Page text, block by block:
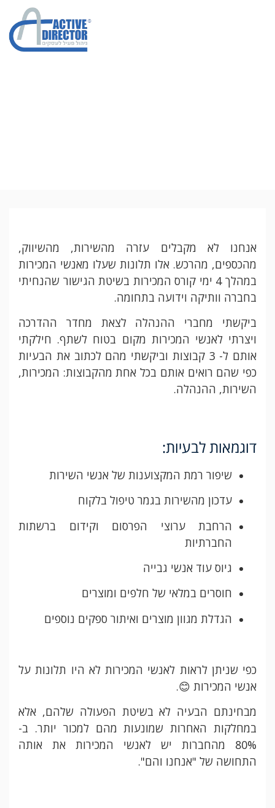
אנחנו לא מקבלים עזרה מהשירות, מהשיווק,
מהכספים, מהרכש. אלו תלונות שעלו מאנשי המכירות
במהלך 4 ימי קורס המכירות בשיטת הגישור שהנחיתי
בחברה וותיקה וידועה בתחומה.
ביקשתי מחברי ההנהלה לצאת מחדר ההדרכה
ויצרתי לאנשי המכירות מקום בטוח לשתף. חילקתי
אותם ל- 3 קבוצות וביקשתי מהם לכתוב את הבעיות
כפי שהם רואים אותם בכל אחת מהקבוצות: המכירות,
השירות, ההנהלה.
דוגמאות לבעיות:
שיפור רמת המקצוענות של אנשי השירות
עדכון מהשירות בגמר טיפול בלקוח
הרחבת ערוצי הפרסום וקידום ברשתות
החברתיות
גיוס עוד אנשי גבייה
חוסרים במלאי של חלפים ומוצרים
הגדלת מגוון מוצרים ואיתור ספקים נוספים
כפי שניתן לראות לאנשי המכירות לא היו תלונות על
אנשי המכירות 😊.
מבחינתם הבעיה לא בשיטת הפעולה שלהם, אלא
במחלקות האחרות שמונעות מהם למכור יותר. ב-
80% מהחברות יש לאנשי המכירות את אותה
התחושה של "אנחנו והם".